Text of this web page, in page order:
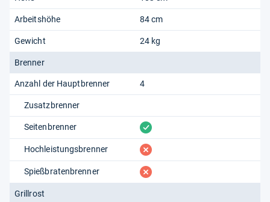
Arbeitshöhe 84 cm
Gewicht 24 kg
Brenner
Anzahl der Hauptbrenner 4
Zusatzbrenner
Seitenbrenner vorhanden
Hochleistungsbrenner fehlt
Spießbratenbrenner fehlt
Grillrost